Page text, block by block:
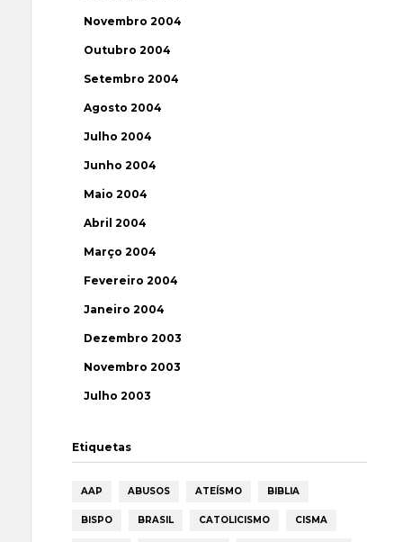
Novembro 2004
Outubro 2004
Setembro 2004
Agosto 2004
Julho 2004
Junho 2004
Maio 2004
Abril 2004
Março 2004
Fevereiro 2004
Janeiro 2004
Dezembro 2003
Novembro 2003
Julho 2003
Etiquetas
AAP ABUSOS ATEÍSMO BIBLIA
BISPO BRASIL CATOLICISMO CISMA